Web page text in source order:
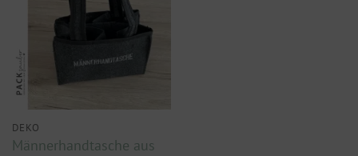
DEKO
Männerhandtasche aus